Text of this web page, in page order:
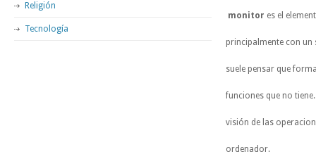
monitor es el
principalmente con
suele pensar que
funciones que no
visión de las
ordenador.
Religión
Tecnología